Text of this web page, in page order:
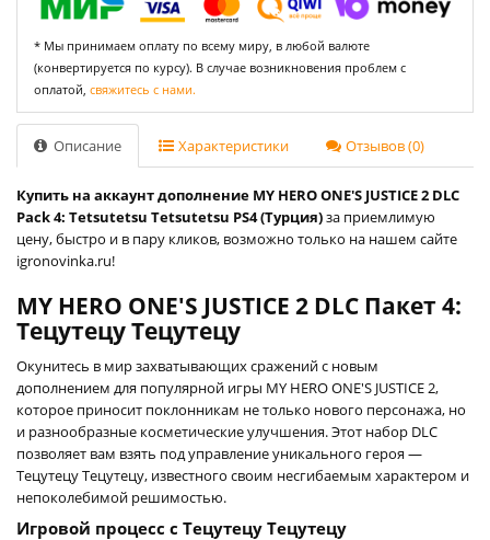
* Мы принимаем оплату по всему миру, в любой валюте
(конвертируется по курсу). В случае возникновения проблем с
оплатой, свяжитесь с нами.
Описание Характеристики Отзывов (0)
Купить на аккаунт дополнение MY HERO ONE'S JUSTICE 2 DLC
Pack 4: Tetsutetsu Tetsutetsu PS4 (Турция)за приемлимую
цену, быстро и в пару кликов, возможно только на нашем сайте
igronovinka.ru!
MY HERO ONE'S JUSTICE 2 DLC Пакет 4:
Тецутецу Тецутецу
Окунитесь в мир захватывающих сражений с новым
дополнением для популярной игры MY HERO ONE'S JUSTICE 2,
которое приносит поклонникам не только нового персонажа, но
и разнообразные косметические улучшения. Этот набор DLC
позволяет вам взять под управление уникального героя —
Тецутецу Тецутецу, известного своим несгибаемым характером и
непоколебимой решимостью.
Игровой процесс с Тецутецу Тецутецу